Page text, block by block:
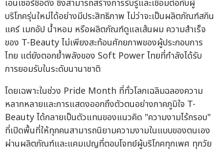
เอนเซอร์ชื่อดัง ซึ่งสามารถสร้างการรับรู้และเชื่อมต่อกับผู้
บริโภครุ่นใหม่ได้อย่างมีประสิทธิภาพ ไม่ว่าจะเป็นผลิตภัณฑ์สกิน
แคร์ เมกอัป น้ำหอม หรือผลิตภัณฑ์ดูแลเส้นผม ความสำเร็จ
ของ T-Beauty ไม่เพียงสะท้อนศักยภาพของผู้ประกอบการ
ไทย แต่ยังตอกย้ำพลังของ Soft Power ไทยที่กำลังได้รับ
การยอมรับในระดับนานาชาติ
โดยเฉพาะในช่วง Pride Month ที่ทั่วโลกเฉลิมฉลองความ
หลากหลายและการแสดงออกถึงตัวตนอย่างภาคภูมิใจ T-
Beauty ได้กลายเป็นตัวแทนของแนวคิด "ความงามไร้กรอบ"
ที่เปิดพื้นที่ให้ทุกคนสามารถนิยามความงามในแบบของตนเอง
ผ่านผลิตภัณฑ์และแคมเปญที่ตอบโจทย์ผู้บริโภคทุกเพศ ทุกวัย